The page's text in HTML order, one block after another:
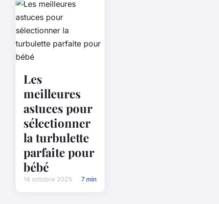
Les
meilleures
astuces pour
sélectionner
la turbulette
parfaite pour
bébé
14 octobre 2025 7 min